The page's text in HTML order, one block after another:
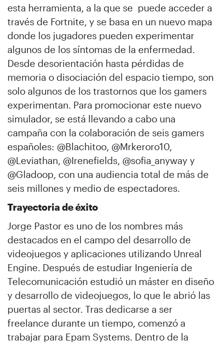
esta herramienta, a la que se puede acceder a
través de Fortnite, y se basa en un nuevo mapa
donde los jugadores pueden experimentar
algunos de los síntomas de la enfermedad.
Desde desorientación hasta pérdidas de
memoria o disociación del espacio tiempo, son
solo algunos de los trastornos que los gamers
experimentan. Para promocionar este nuevo
simulador, se está llevando a cabo una
campaña con la colaboración de seis gamers
españoles: @Blachitoo, @Mrkeroro10,
@Leviathan, @Irenefields, @sofia_anyway y
@Gladoop, con una audiencia total de más de
seis millones y medio de espectadores.
Trayectoria de éxito
Jorge Pastor es uno de los nombres más
destacados en el campo del desarrollo de
videojuegos y aplicaciones utilizando Unreal
Engine. Después de estudiar Ingeniería de
Telecomunicación estudió un máster en diseño
y desarrollo de videojuegos, lo que le abrió las
puertas al sector. Tras dedicarse a ser
freelance durante un tiempo, comenzó a
trabajar para Epam Systems. Dentro de la